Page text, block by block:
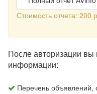
Стоимость отчета: 200
После авторизации вы
информации:
Перечень объявлений,